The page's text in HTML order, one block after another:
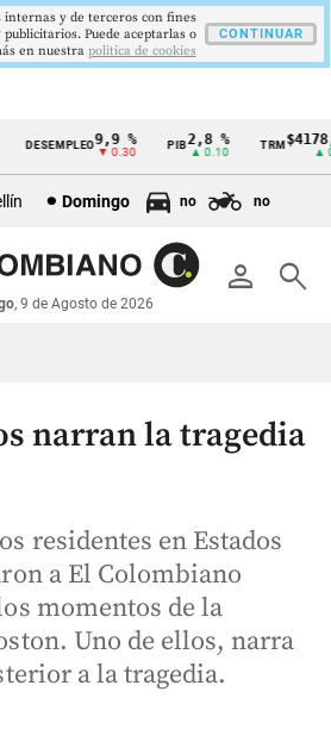
DESEMPLEO 9,9 %
▼ 0.30
PIB2,8 %
▲ 0.10
TRM
▲
Domingo no no
person search
, 9 de Agosto de 2026
narran la tragedia
residentes en Estados
a El Colombiano
momentos de la
Uno de ellos, narra
a la tragedia.
internas y de terceros con fines
Puede aceptarlas o
en nuestra politica de cookies
CONTINUAR